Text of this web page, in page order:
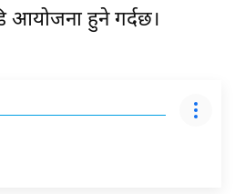
आयोजना हुने गर्दछ।